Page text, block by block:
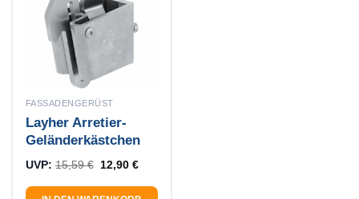
FASSADENGERÜST
Layher Arretier-
Geländerkästchen
UVP: 15,59€ Ursprünglicher Preis war: 15,59 €
12,90 €Aktueller Preis ist: 12,90 €.